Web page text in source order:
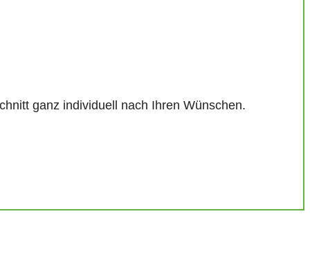
ganz individuell nach Ihren Wünschen.